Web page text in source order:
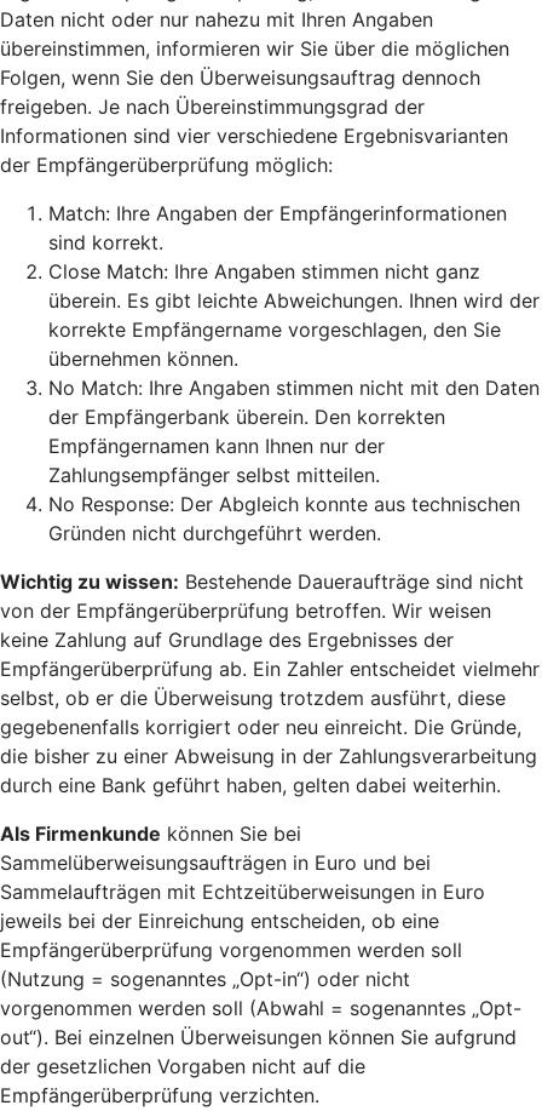
Daten nicht oder nur nahezu mit Ihren Angaben
übereinstimmen, informieren wir Sie über die möglichen
Folgen, wenn Sie den Überweisungsauftrag dennoch
freigeben. Je nach Übereinstimmungsgrad der
Informationen sind vier verschiedene Ergebnisvarianten
der Empfängerüberprüfung möglich:
Match: Ihre Angaben der Empfängerinformationen
sind korrekt.
Close Match: Ihre Angaben stimmen nicht ganz
überein. Es gibt leichte Abweichungen. Ihnen wird der
korrekte Empfängername vorgeschlagen, den Sie
übernehmen können.
No Match: Ihre Angaben stimmen nicht mit den Daten
der Empfängerbank überein. Den korrekten
Empfängernamen kann Ihnen nur der
Zahlungsempfänger selbst mitteilen.
No Response: Der Abgleich konnte aus technischen
Gründen nicht durchgeführt werden.
Wichtig zu wissen: Bestehende Daueraufträge sind nicht
von der Empfängerüberprüfung betroffen. Wir weisen
keine Zahlung auf Grundlage des Ergebnisses der
Empfängerüberprüfung ab. Ein Zahler entscheidet vielmehr
selbst, ob er die Überweisung trotzdem ausführt, diese
gegebenenfalls korrigiert oder neu einreicht. Die Gründe,
die bisher zu einer Abweisung in der Zahlungsverarbeitung
durch eine Bank geführt haben, gelten dabei weiterhin.
Als Firmenkunde können Sie bei
Sammelüberweisungsaufträgen in Euro und bei
Sammelaufträgen mit Echtzeitüberweisungen in Euro
jeweils bei der Einreichung entscheiden, ob eine
Empfängerüberprüfung vorgenommen werden soll
(Nutzung = sogenanntes „Opt-in“) oder nicht
vorgenommen werden soll (Abwahl = sogenanntes „Opt-
out“). Bei einzelnen Überweisungen können Sie aufgrund
der gesetzlichen Vorgaben nicht auf die
Empfängerüberprüfung verzichten.